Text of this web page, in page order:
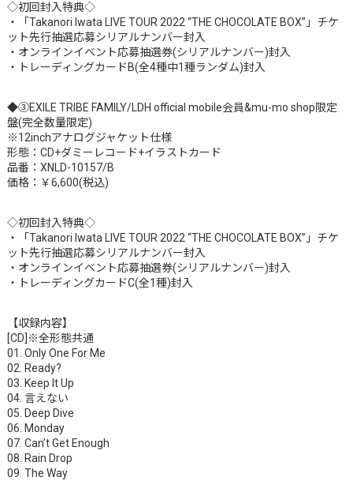
◇初回封入特典◇
・「Takanori Iwata LIVE TOUR 2022 “THE CHOCOLATE BOX”」チケ
ット先行抽選応募シリアルナンバー封入
・オンラインイベント応募抽選券(シリアルナンバー)封入
・トレーディングカードB(全4種中1種ランダム)封入
◆③EXILE TRIBE FAMILY/LDH official mobile会員&mu-mo shop限定
盤(完全数量限定)
※12inchアナログジャケット仕様
形態：CD+ダミーレコード+イラストカード
品番：XNLD-10157/B
価格：￥6,600(税込)
◇初回封入特典◇
・「Takanori Iwata LIVE TOUR 2022 “THE CHOCOLATE BOX”」チケ
ット先行抽選応募シリアルナンバー封入
・オンラインイベント応募抽選券(シリアルナンバー)封入
・トレーディングカードC(全1種)封入
【収録内容】
[CD]※全形態共通
01. Only One For Me
02. Ready?
03. Keep It Up
04. 言えない
05. Deep Dive
06. Monday
07. Can’t Get Enough
08. Rain Drop
09. The Way